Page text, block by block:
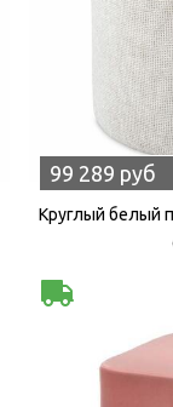
99 289 руб
Круглый белый